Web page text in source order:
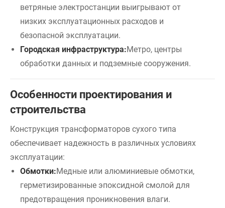
ветряные электростанции выигрывают от
низких эксплуатационных расходов и
безопасной эксплуатации.
Городская инфраструктура:Метро, ​​центры
обработки данных и подземные сооружения.
Особенности проектирования и
строительства
Конструкция трансформаторов сухого типа
обеспечивает надежность в различных условиях
эксплуатации:
Обмотки:Медные или алюминиевые обмотки,
герметизированные эпоксидной смолой для
предотвращения проникновения влаги.